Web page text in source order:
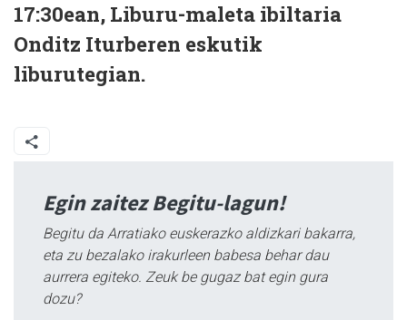
17:30ean, Liburu-maleta ibiltaria
Onditz Iturberen eskutik
liburutegian.
Egin zaitez Begitu-lagun!
Begitu da Arratiako euskerazko aldizkari bakarra,
eta zu bezalako irakurleen babesa behar dau
aurrera egiteko. Zeuk be gugaz bat egin gura
dozu?